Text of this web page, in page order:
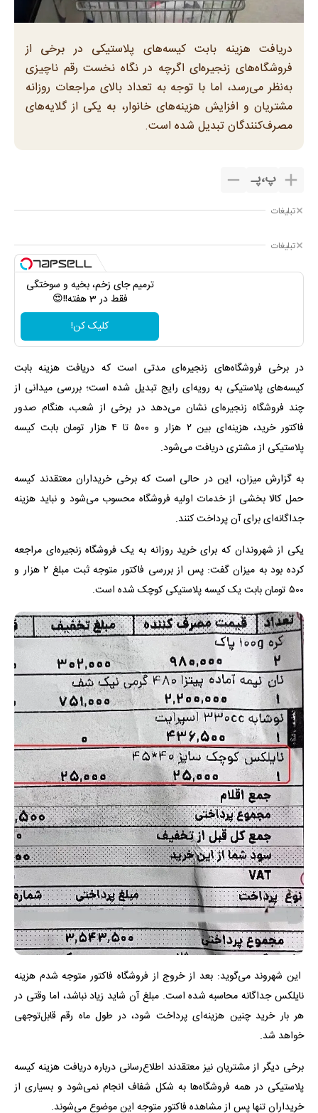
دریافت هزینه بابت کیسه‌های پلاستیکی در برخی از
فروشگاه‌های زنجیره‌ای اگرچه در نگاه نخست رقم ناچیزی
به‌نظر می‌رسد، اما با توجه به تعداد بالای مراجعات روزانه
مشتریان و افزایش هزینه‌های خانوار، به یکی از گلایه‌های
مصرف‌کنندگان تبدیل شده است.
پ،پـ
تبلیغات
تبلیغات
ترمیم جای زخم، بخیه و سوختگی
فقط در 3 هفته!!😍
کلیک کن!
در برخی فروشگاه‌های زنجیره‌ای مدتی است که دریافت هزینه بابت
کیسه‌های پلاستیکی به رویه‌ای رایج تبدیل شده است؛ بررسی میدانی از
چند فروشگاه زنجیره‌ای نشان می‌دهد در برخی از شعب، هنگام صدور
فاکتور خرید، هزینه‌ای بین ۲ هزار و ۵۰۰ تا ۴ هزار تومان بابت کیسه
پلاستیکی از مشتری دریافت می‌شود.
به گزارش میزان، این در حالی است که برخی خریداران معتقدند کیسه
حمل کالا بخشی از خدمات اولیه فروشگاه محسوب می‌شود و نباید هزینه
جداگانه‌ای برای آن پرداخت کنند.
یکی از شهروندان که برای خرید روزانه به یک فروشگاه زنجیره‌ای مراجعه
کرده بود به میزان گفت: پس از بررسی فاکتور متوجه ثبت مبلغ ۲ هزار و
۵۰۰ تومان بابت یک کیسه پلاستیکی کوچک شده است.
این شهروند می‌گوید: بعد از خروج از فروشگاه فاکتور متوجه شدم هزینه
نایلکس جداگانه محاسبه شده است. مبلغ آن شاید زیاد نباشد، اما وقتی در
هر بار خرید چنین هزینه‌ای پرداخت شود، در طول ماه رقم قابل‌توجهی
خواهد شد.
برخی دیگر از مشتریان نیز معتقدند اطلاع‌رسانی درباره دریافت هزینه کیسه
پلاستیکی در همه فروشگاه‌ها به شکل شفاف انجام نمی‌شود و بسیاری از
خریداران تنها پس از مشاهده فاکتور متوجه این موضوع می‌شوند.